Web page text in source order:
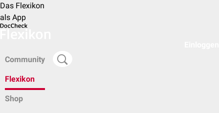
Das Flexikon
als App
Community
Flexikon
Shop